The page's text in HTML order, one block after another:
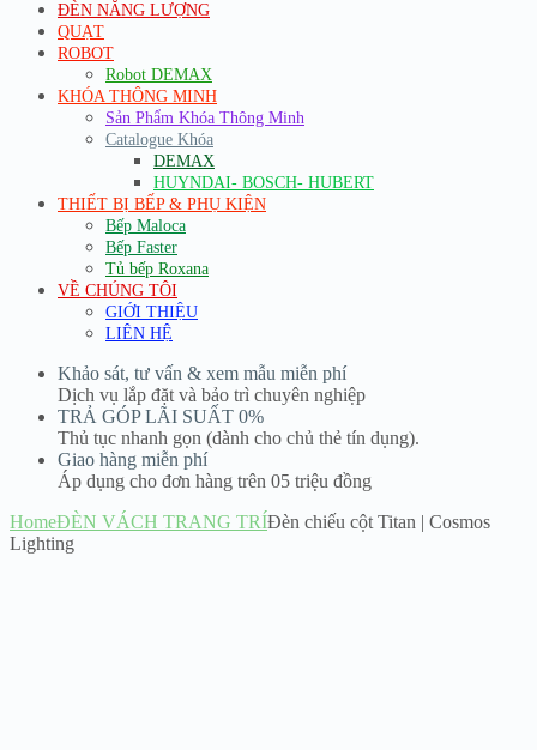
ĐÈN NĂNG LƯỢNG
QUẠT
ROBOT
Robot DEMAX
KHÓA THÔNG MINH
Sản Phẩm Khóa Thông Minh
Catalogue Khóa
DEMAX
HUYNDAI- BOSCH- HUBERT
THIẾT BỊ BẾP & PHỤ KIỆN
Bếp Maloca
Bếp Faster
Tủ bếp Roxana
VỀ CHÚNG TÔI
GIỚI THIỆU
LIÊN HỆ
Khảo sát, tư vấn & xem mẫu miễn phí
Dịch vụ lắp đặt và bảo trì chuyên nghiệp
TRẢ GÓP LÃI SUẤT 0%
Thủ tục nhanh gọn (dành cho chủ thẻ tín dụng).
Giao hàng miễn phí
Áp dụng cho đơn hàng trên 05 triệu đồng
HomeĐÈN VÁCH TRANG TRÍĐèn chiếu cột Titan | Cosmos
Lighting